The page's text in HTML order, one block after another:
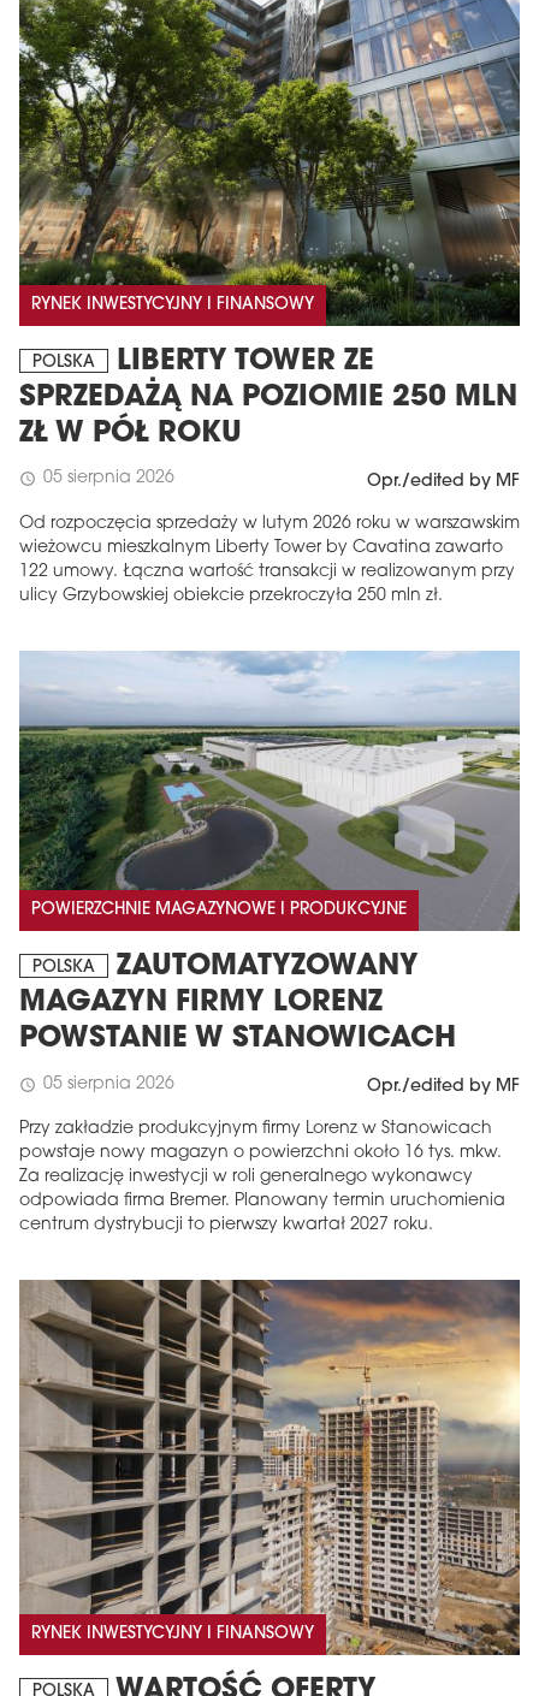
RYNEK INWESTYCYJNY I FINANSOWY
POLSKA
LIBERTY TOWER ZE
SPRZEDAŻĄ NA POZIOMIE 250 MLN
ZŁ W PÓŁ ROKU
schedule 05 sierpnia 2026 Opr./edited by MF
Od rozpoczęcia sprzedaży w lutym 2026 roku w warszawskim
wieżowcu mieszkalnym Liberty Tower by Cavatina zawarto
122 umowy. Łączna wartość transakcji w realizowanym przy
ulicy Grzybowskiej obiekcie przekroczyła 250 mln zł.
POWIERZCHNIE MAGAZYNOWE I PRODUKCYJNE
POLSKA
ZAUTOMATYZOWANY
MAGAZYN FIRMY LORENZ
POWSTANIE W STANOWICACH
schedule 05 sierpnia 2026 Opr./edited by MF
Przy zakładzie produkcyjnym firmy Lorenz w Stanowicach
powstaje nowy magazyn o powierzchni około 16 tys. mkw.
Za realizację inwestycji w roli generalnego wykonawcy
odpowiada firma Bremer. Planowany termin uruchomienia
centrum dystrybucji to pierwszy kwartał 2027 roku.
RYNEK INWESTYCYJNY I FINANSOWY
POLSKA